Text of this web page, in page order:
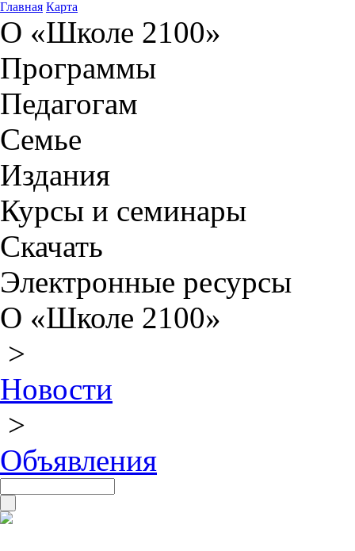
Главная Карта
О «Школе 2100»
Программы
Педагогам
Семье
Издания
Курсы и семинары
Скачать
Электронные ресурсы
О «Школе 2100»
>
Новости
>
Объявления